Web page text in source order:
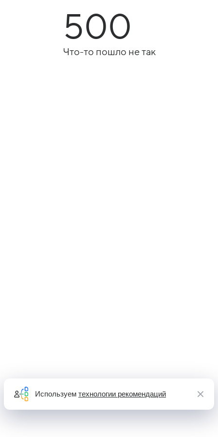
500
Что-то пошло не так
Используем технологии рекомендаций